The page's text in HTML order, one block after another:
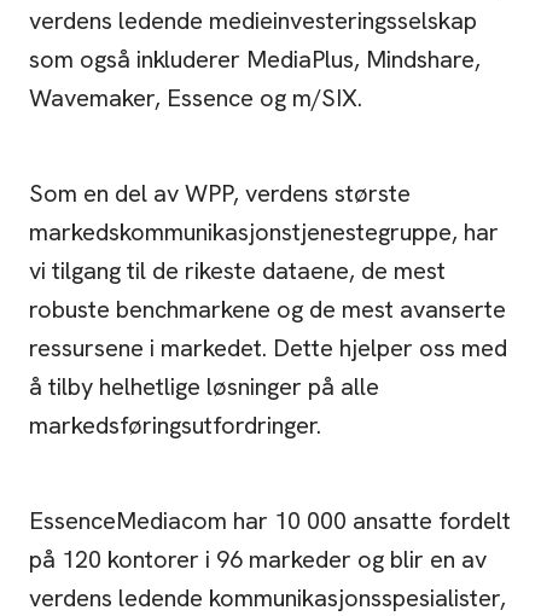
verdens ledende medieinvesteringsselskap
som også inkluderer MediaPlus, Mindshare,
Wavemaker, Essence og m/SIX.
Som en del av WPP, verdens største
markedskommunikasjonstjenestegruppe, har
vi tilgang til de rikeste dataene, de mest
robuste benchmarkene og de mest avanserte
ressursene i markedet. Dette hjelper oss med
å tilby helhetlige løsninger på alle
markedsføringsutfordringer.
EssenceMediacom har 10 000 ansatte fordelt
på 120 kontorer i 96 markeder og blir en av
verdens ledende kommunikasjonsspesialister,